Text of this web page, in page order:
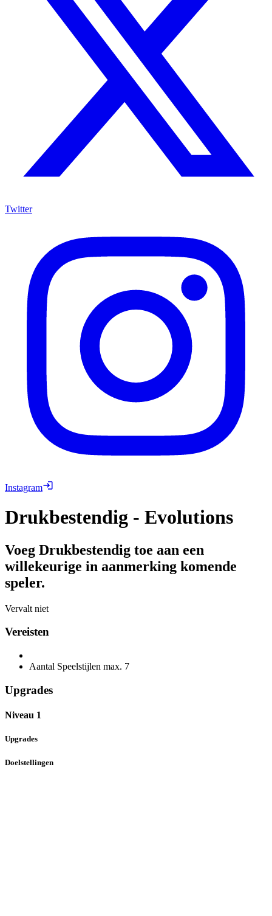
Twitter
Instagram
Drukbestendig - Evolutions
Voeg Drukbestendig toe aan een
willekeurige in aanmerking komende
speler.
Vervalt niet
Vereisten
Aantal Speelstijlen max. 7
Upgrades
Niveau 1
Upgrades
Doelstellingen